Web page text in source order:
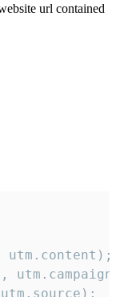
url contained